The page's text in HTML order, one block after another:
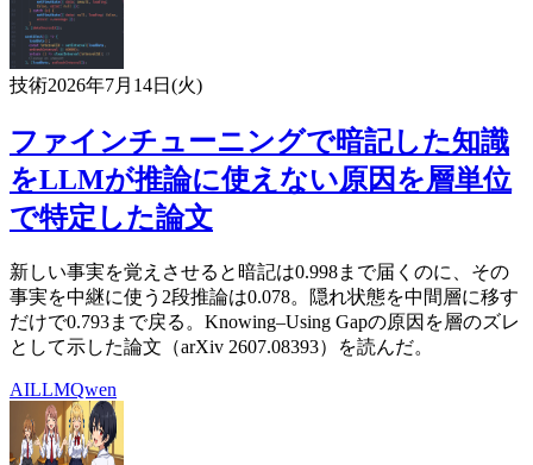
技術2026年7月14日(火)
ファインチューニングで暗記した知識
をLLMが推論に使えない原因を層単位
で特定した論文
新しい事実を覚えさせると暗記は0.998まで届くのに、その
事実を中継に使う2段推論は0.078。隠れ状態を中間層に移す
だけで0.793まで戻る。Knowing–Using Gapの原因を層のズレ
として示した論文（arXiv 2607.08393）を読んだ。
AILLMQwen